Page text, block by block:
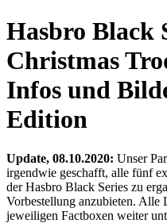
Hasbro Black
Christmas
Infos und
Edition
Update, 08.10.2020: Unser
irgendwie geschafft, alle fünf
der Hasbro Black Series zu
Vorbestellung anzubieten. Alle
jeweiligen Factboxen weiter